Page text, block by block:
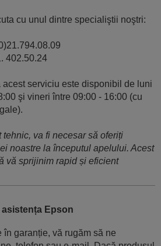
cu unul dintre specialiştii noştri:
402.50.24
serviciu este disponibil de luni
şi vineri între 09:00 - 16:00 (cu
va fi necesar să oferiți
noastre la începutul apelului. Acest
vă sprijinim rapid și eficient
Epson
în garanție, vă rugăm să ne